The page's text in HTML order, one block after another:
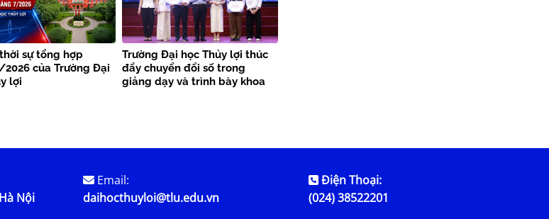
sự tổng hợp
của Trường Đại
lợi
Trường Đại học Thủy lợi thúc
đẩy chuyển đổi số trong
giảng dạy và trình bày khoa
Nội
Email:
daihocthuyloi@tlu.edu.vn
Điện Thoại:
(024) 38522201